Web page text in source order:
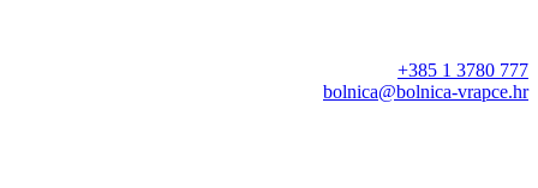
+385 1 3780 777
bolnica@bolnica-vrapce.hr